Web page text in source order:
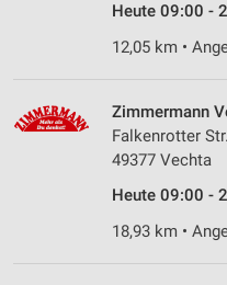
Heute 09:00 -
12,05 km •
Zimmermann
Falkenrotter
49377 Vechta
Heute 09:00 -
18,93 km •
Informationen
Nicht-IAB-Verarbeitungszwecke:
Performance